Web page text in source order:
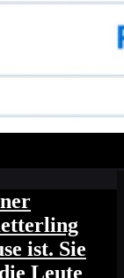
ist. Sie
Leute